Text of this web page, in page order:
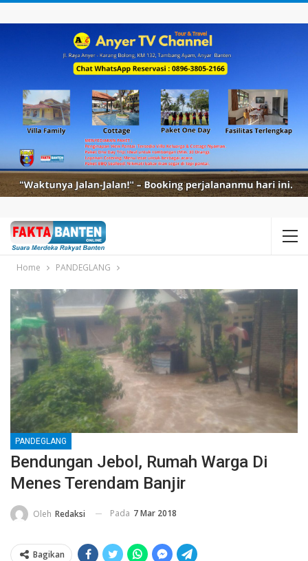
Home PANDEGLANG
PANDEGLANG
Bendungan Jebol, Rumah Warga Di
Menes Terendam Banjir
Oleh Redaksi Pada 7 Mar 2018
Bagikan